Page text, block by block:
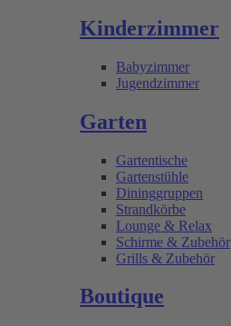
Kinderzimmer
Babyzimmer
Jugendzimmer
Garten
Gartentische
Gartenstühle
Dininggruppen
Strandkörbe
Lounge & Relax
Schirme & Zubehör
Grills & Zubehör
Boutique